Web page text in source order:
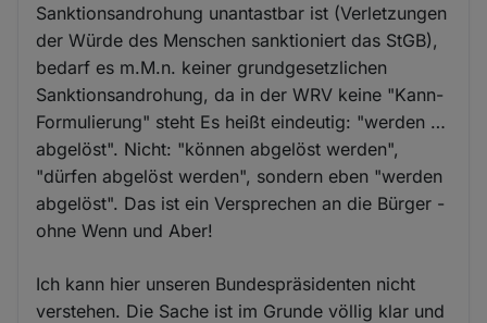
Sanktionsandrohung unantastbar ist (Verletzungen
der Würde des Menschen sanktioniert das StGB),
bedarf es m.M.n. keiner grundgesetzlichen
Sanktionsandrohung, da in der WRV keine "Kann-
Formulierung" steht Es heißt eindeutig: "werden …
abgelöst". Nicht: "können abgelöst werden",
"dürfen abgelöst werden", sondern eben "werden
abgelöst". Das ist ein Versprechen an die Bürger -
ohne Wenn und Aber!
Ich kann hier unseren Bundespräsidenten nicht
verstehen. Die Sache ist im Grunde völlig klar und